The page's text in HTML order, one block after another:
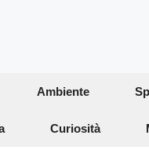
Ambiente
Curiosità